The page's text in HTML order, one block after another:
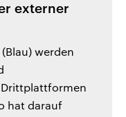
externer
werden
Drittplattformen
hat darauf